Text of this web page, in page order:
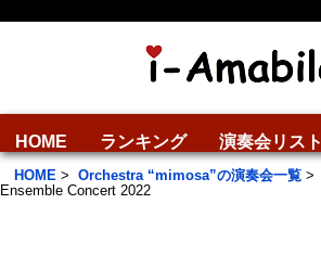
HOME ランキング 演奏会リスト
HOME > Orchestra “mimosa”の演奏会一覧 >
Ensemble Concert 2022